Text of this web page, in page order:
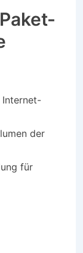
Internet-
der
für